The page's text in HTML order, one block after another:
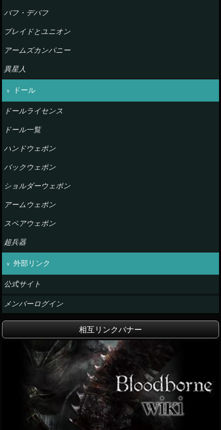
バフ・デバフ
ブレイドとユニオン
アームズカンパニー
異星人
ドール
ドールライセンス
ドール一覧
ハンドウェポン
バックウェポン
ショルダーウェポン
アームウェポン
スペアウェポン
超兵器
外部リンク
公式サイト
メンバーログイン
相互リンクバナー